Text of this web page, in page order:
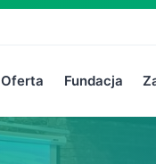
Oferta Fundacja